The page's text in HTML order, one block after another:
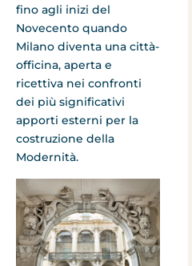
fino agli inizi del
Novecento quando
Milano diventa una città-
officina, aperta e
ricettiva nei confronti
dei più significativi
apporti esterni per la
costruzione della
Modernità.